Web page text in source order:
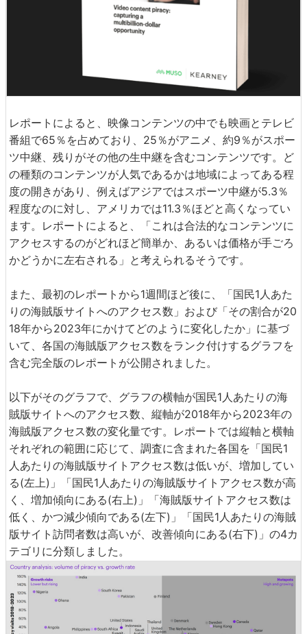
レポートによると、映像コンテンツの中でも映画とテレビ
番組で65％を占めており、25％がアニメ、約9％がスポー
ツ中継、残りがその他の生中継を含むコンテンツです。ど
の種類のコンテンツが人気であるかは地域によってある程
度の開きがあり、例えばアジアではスポーツ中継が5.3％
程度なのに対し、アメリカでは11.3％ほどと高くなってい
ます。レポートによると、「これは合法的なコンテンツに
アクセスするのがどれほど簡単か、あるいは価格が手ごろ
かどうかに左右される」と考えられるそうです。
また、最初のレポートから1週間ほど後に、「国民1人あた
りの海賊版サイトへのアクセス数」および「その割合が20
18年から2023年にかけてどのように変化したか」に基づ
いて、各国の海賊版アクセス数をランク付けするグラフを
含む完全版のレポートが公開されました。
以下がそのグラフで、グラフの横軸が国民1人あたりの海
賊版サイトへのアクセス数、縦軸が2018年から2023年の
海賊版アクセス数の変化量です。レポートでは縦軸と横軸
それぞれの範囲に応じて、調査に含まれた各国を「国民1
人あたりの海賊版サイトアクセス数は低いが、増加してい
る(左上)」「国民1人あたりの海賊版サイトアクセス数が高
く、増加傾向にある(右上)」「海賊版サイトアクセス数は
低く、かつ減少傾向である(左下)」「国民1人あたりの海賊
版サイト訪問者数は高いが、改善傾向にある(右下)」の4カ
テゴリに分類しました。